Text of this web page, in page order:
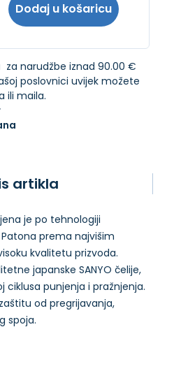
Dodaj u košaricu
za narudžbe iznad 90.00 €
poslovnici uvijek možete
ili maila.
artikla
je po tehnologiji
prema najvišim
kvalitetu prizvoda.
japanske SANYO čelije,
ciklusa punjenja i pražnjenja.
od pregrijavanja,
spoja.